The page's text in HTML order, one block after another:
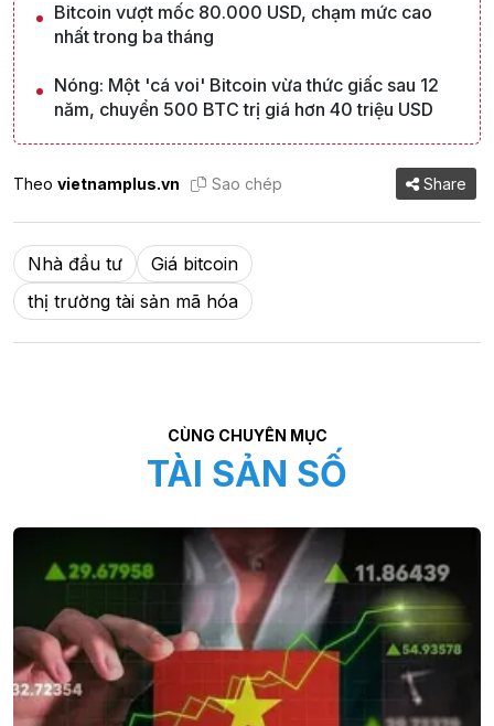
Bitcoin vượt mốc 80.000 USD, chạm mức cao
nhất trong ba tháng
Nóng: Một 'cá voi' Bitcoin vừa thức giấc sau 12
năm, chuyển 500 BTC trị giá hơn 40 triệu USD
Theo vietnamplus.vn Sao chép Share
Nhà đầu tư
Giá bitcoin
thị trường tài sản mã hóa
CÙNG CHUYÊN MỤC
TÀI SẢN SỐ